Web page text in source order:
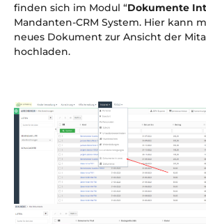
finden sich im Modul “Dokumente
Mandanten-CRM System. Hier kann
neues Dokument zur Ansicht der
hochladen.